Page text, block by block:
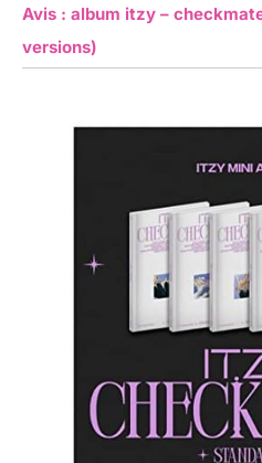
Avis : album itzy –
versions)